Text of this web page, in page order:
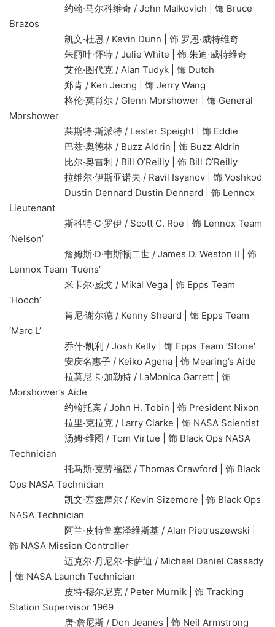
约翰·马尔科维奇 / John Malkovich | 饰 Bruce
Brazos
凯文·杜恩 / Kevin Dunn | 饰 罗恩·威特维奇
朱丽叶·怀特 / Julie White | 饰 朱迪·威特维奇
艾伦·图代克 / Alan Tudyk | 饰 Dutch
郑肯 / Ken Jeong | 饰 Jerry Wang
格伦·莫肖尔 / Glenn Morshower | 饰 General
Morshower
莱斯特·斯派特 / Lester Speight | 饰 Eddie
巴兹·奥德林 / Buzz Aldrin | 饰 Buzz Aldrin
比尔·奥雷利 / Bill O’Reilly | 饰 Bill O’Reilly
拉维尔·伊斯亚诺夫 / Ravil Isyanov | 饰 Voshkod
Dustin Dennard Dustin Dennard | 饰 Lennox
Lieutenant
斯科特·C·罗伊 / Scott C. Roe | 饰 Lennox Team
‘Nelson’
詹姆斯·D·韦斯顿二世 / James D. Weston II | 饰
Lennox Team ‘Tuens’
米卡尔·威戈 / Mikal Vega | 饰 Epps Team
‘Hooch’
肯尼·谢尔德 / Kenny Sheard | 饰 Epps Team
‘Marc L’
乔什·凯利 / Josh Kelly | 饰 Epps Team ‘Stone’
安庆名惠子 / Keiko Agena | 饰 Mearing’s Aide
拉莫尼卡·加勒特 / LaMonica Garrett | 饰
Morshower’s Aide
约翰托宾 / John H. Tobin | 饰 President Nixon
拉里·克拉克 / Larry Clarke | 饰 NASA Scientist
汤姆·维图 / Tom Virtue | 饰 Black Ops NASA
Technician
托马斯·克劳福德 / Thomas Crawford | 饰 Black
Ops NASA Technician
凯文·塞兹摩尔 / Kevin Sizemore | 饰 Black Ops
NASA Technician
阿兰·皮特鲁塞泽维斯基 / Alan Pietruszewski |
饰 NASA Mission Controller
迈克尔·丹尼尔·卡萨迪 / Michael Daniel Cassady
| 饰 NASA Launch Technician
皮特·穆尔尼克 / Peter Murnik | 饰 Tracking
Station Supervisor 1969
唐·詹尼斯 / Don Jeanes | 饰 Neil Armstrong